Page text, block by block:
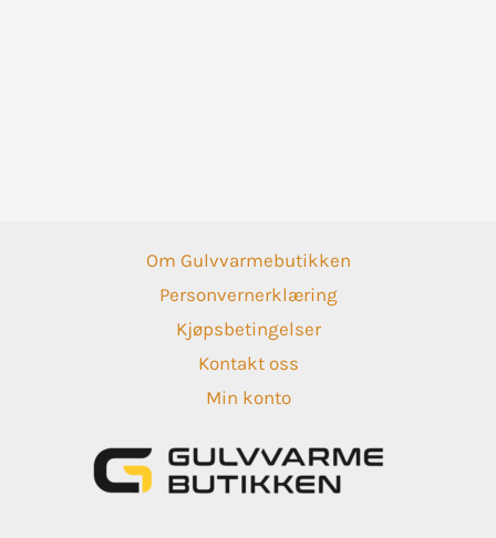
Om Gulvvarmebutikken
Personvernerklæring
Kjøpsbetingelser
Kontakt oss
Min konto